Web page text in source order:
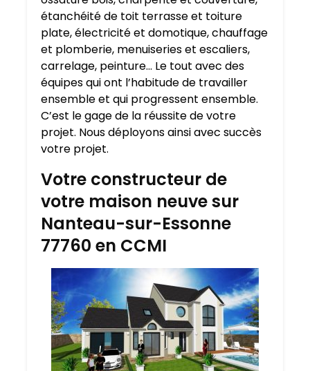
étanchéité de toit terrasse et toiture
plate, électricité et domotique, chauffage
et plomberie, menuiseries et escaliers,
carrelage, peinture… Le tout avec des
équipes qui ont l’habitude de travailler
ensemble et qui progressent ensemble.
C’est le gage de la réussite de votre
projet. Nous déployons ainsi avec succès
votre projet.
Votre constructeur de
votre maison neuve sur
Nanteau-sur-Essonne
77760 en CCMI